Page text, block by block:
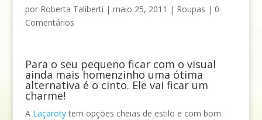
por Roberta Taliberti | maio 25, 2011 | Roupas | 0
Comentários
Para o seu pequeno ficar com o visual
ainda mais homenzinho uma ótima
alternativa é o cinto. Ele vai ficar um
charme!
A Laçarotytem opções cheias de estilo e com bom